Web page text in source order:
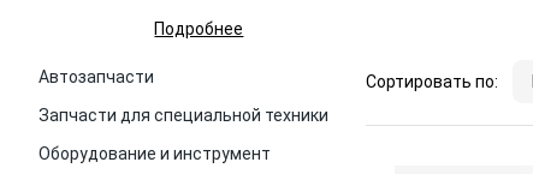
Подробнее
Автозапчасти
Запчасти для специальной техники
Оборудование и инструмент
Сортировать по: